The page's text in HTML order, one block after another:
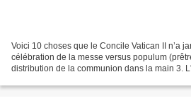
Voici 10 choses que le Concile Vatican II n’a
célébration de la messe versus populum
distribution de la communion dans la main 3.